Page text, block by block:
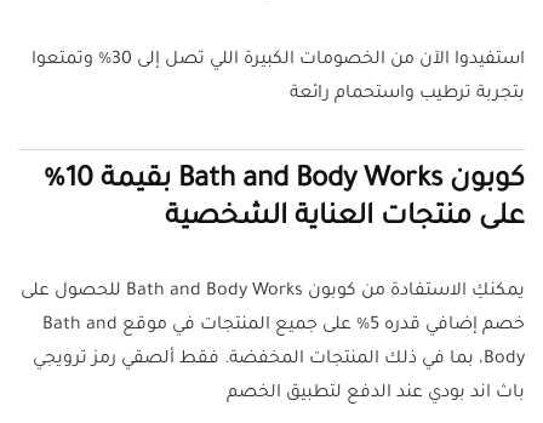
استفيدوا الآن من الخصومات الكبيرة اللي تصل إلى 30% وتمتعوا
بتجربة ترطيب واستحمام رائعة
كوبون Bath and Body Works بقيمة 10%
على منتجات العناية الشخصية
يمكنكِ الاستفادة من كوبون Bath and Body Works للحصول على
خصم إضافي قدره 5% على جميع المنتجات في موقع Bath and
Body، بما في ذلك المنتجات المخفضة. فقط ألصقي رمز ترويجي
باث اند بودي عند الدفع لتطبيق الخصم